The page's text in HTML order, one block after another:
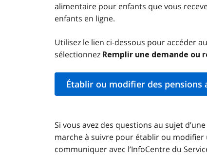
alimentaire pour enfants que vous
enfants en ligne.
Utilisez le lien ci-dessous pour accéder
sélectionnez Remplir une demande ou
Établir ou modifier des
Si vous avez des questions au sujet
marche à suivre pour établir ou
communiquer avec l’InfoCentre du